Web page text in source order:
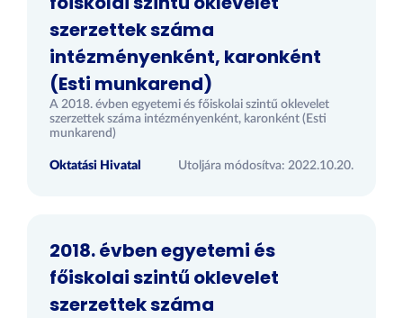
szerzettek száma
intézményenként, karonként
(Esti munkarend)
A 2018. évben egyetemi és főiskolai szintű oklevelet
szerzettek száma intézményenként, karonként (Esti
munkarend)
Oktatási Hivatal Utoljára módosítva: 2022.10.20.
2018. évben egyetemi és
főiskolai szintű oklevelet
szerzettek száma